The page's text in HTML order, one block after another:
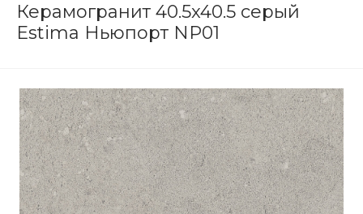
Керамогранит 40.5x40.5 серый
Estima Ньюпорт NP01